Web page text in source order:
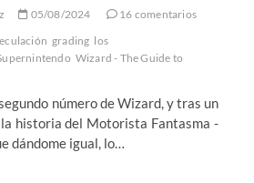
05/08/2024
16 comentarios
grading los
Wizard - The Guide to
número de Wizard, y tras un
la historia del Motorista Fantasma -
dándome igual, lo…